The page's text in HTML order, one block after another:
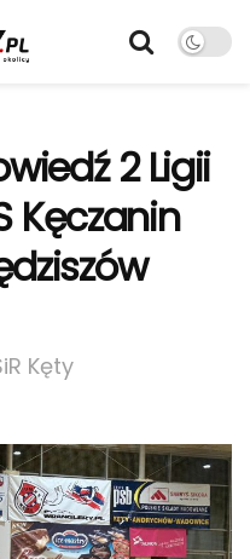
2 Ligii
Kęczanin
Kęty